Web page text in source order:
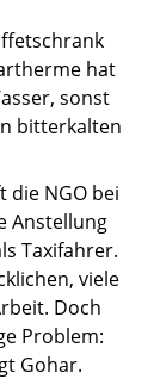
hat
sonst
bitterkalten
die NGO bei
Anstellung
Taxifahrer.
viele
Doch
Problem:
Gohar.